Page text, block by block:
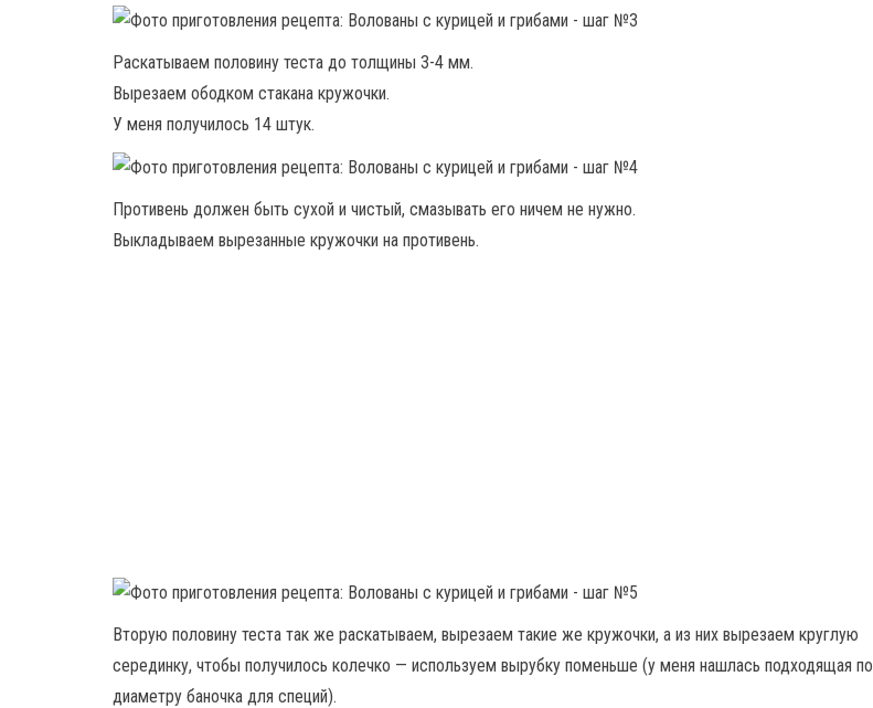
Раскатываем половину теста до толщины 3-4 мм.
Вырезаем ободком стакана кружочки.
У меня получилось 14 штук.
Противень должен быть сухой и чистый, смазывать его ничем не нужно.
Выкладываем вырезанные кружочки на противень.
Вторую половину теста так же раскатываем, вырезаем такие же кружочки, а из них вырезаем круглую
серединку, чтобы получилось колечко — используем вырубку поменьше (у меня нашлась подходящая по
диаметру баночка для специй).